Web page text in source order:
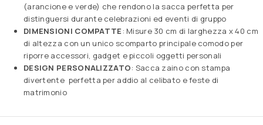
(arancione e verde) che rendono la sacca perfetta per
distinguersi durante celebrazioni ed eventi di gruppo
DIMENSIONI COMPATTE: Misure 30 cm di larghezza x 40 cm
di altezza con un unico scomparto principale comodo per
riporre accessori, gadget e piccoli oggetti personali
DESIGN PERSONALIZZATO: Sacca zaino con stampa
divertente perfetta per addio al celibato e feste di
matrimonio